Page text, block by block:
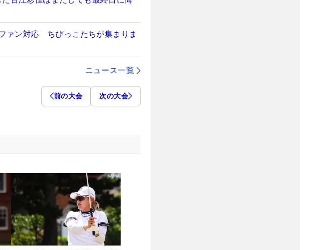
ァン対応 ちびっこたちが集まりま
ニュース一覧
前の大会 次の大会